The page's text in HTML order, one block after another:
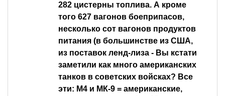
282 цистерны топлива. А кроме
того 627 вагонов боеприпасов,
несколько сот вагонов продуктов
питания (в большинстве из США,
из поставок ленд-лиза - Вы кстати
заметили как много американских
танков в советских войсках? Все
эти: М4 и МК-9 = американские,